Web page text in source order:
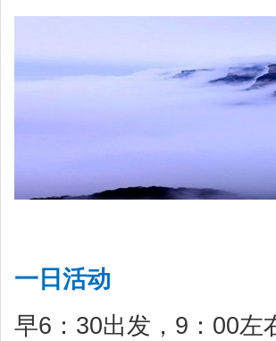
线
一日活动
早6：30出发，9：00左